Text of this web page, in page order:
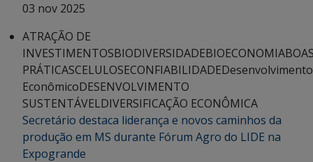
03 nov 2025
ATRAÇÃO DE
INVESTIMENTOSBIODIVERSIDADEBIOECONOMIA
PRÁTICASCELULOSECONFIABILIDADEDesenvolvimento
EconômicoDESENVOLVIMENTO
SUSTENTÁVELDIVERSIFICAÇÃO ECONÔMICA
Secretário destaca liderança e novos caminhos da
produção em MS durante Fórum Agro do LIDE na
Expogrande